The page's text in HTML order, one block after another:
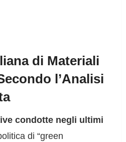
di Materiali
l’Analisi
condotte negli ultimi
di “green